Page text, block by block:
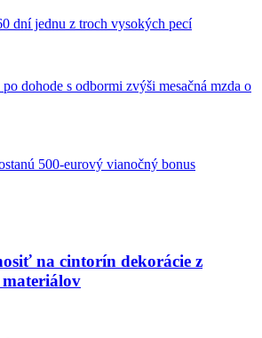
dní jednu z troch vysokých pecí
dohode s odbormi zvýši mesačná mzda o
500-eurový vianočný bonus
na cintorín dekorácie z